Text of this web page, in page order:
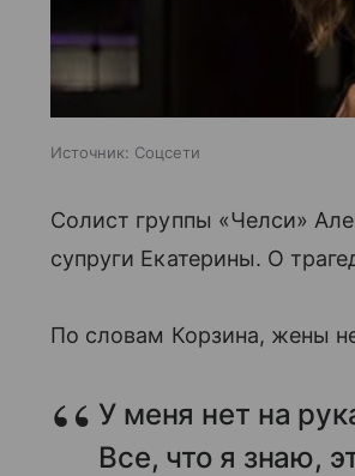
Источник: Соцсети
Солист группы «Челси»
супруги Екатерины. О
По словам Корзина, жены
У меня нет на
Все, что я знаю,